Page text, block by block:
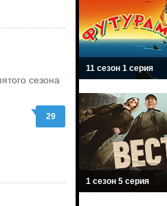
сезона
29
11 сезон 1 серия
1 сезон 5 серия